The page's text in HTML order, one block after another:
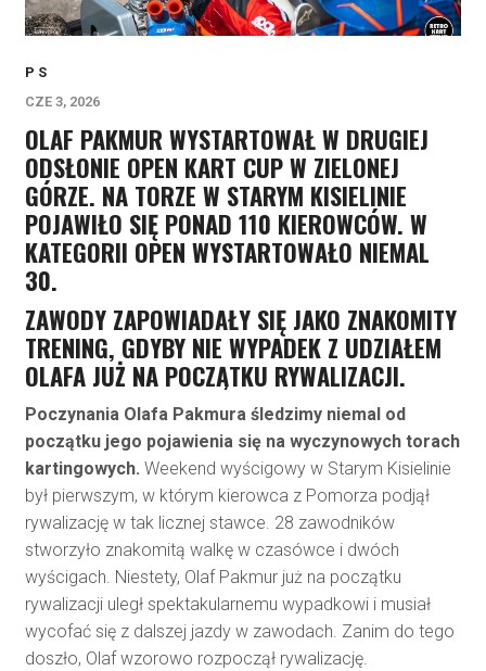
P S
CZE 3, 2026
OLAF PAKMUR WYSTARTOWAŁ W DRUGIEJ
ODSŁONIE OPEN KART CUP W ZIELONEJ
GÓRZE. NA TORZE W STARYM KISIELINIE
POJAWIŁO SIĘ PONAD 110 KIEROWCÓW. W
KATEGORII OPEN WYSTARTOWAŁO NIEMAL
30.
ZAWODY ZAPOWIADAŁY SIĘ JAKO ZNAKOMITY
TRENING, GDYBY NIE WYPADEK Z UDZIAŁEM
OLAFA JUŻ NA POCZĄTKU RYWALIZACJI.
Poczynania Olafa Pakmura śledzimy niemal od
początku jego pojawienia się na wyczynowych torach
kartingowych. Weekend wyścigowy w Starym Kisielinie
był pierwszym, w którym kierowca z Pomorza podjął
rywalizację w tak licznej stawce. 28 zawodników
stworzyło znakomitą walkę w czasówce i dwóch
wyścigach. Niestety, Olaf Pakmur już na początku
rywalizacji uległ spektakularnemu wypadkowi i musiał
wycofać się z dalszej jazdy w zawodach. Zanim do tego
doszło, Olaf wzorowo rozpoczął rywalizację.